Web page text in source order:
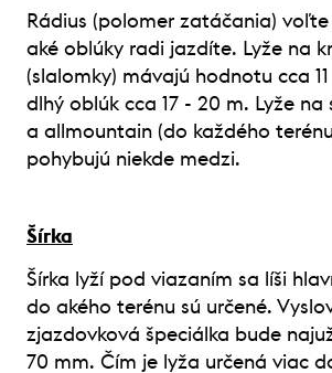
Rádius (polomer zatáčania)
aké oblúky radi jazdíte. Lyže na
(slalomky) mávajú hodnotu cca
dlhý oblúk cca 17 - 20 m. Lyže na
a allmountain (do každého
pohybujú niekde medzi.
Šírka
Šírka lyží pod viazaním sa líši
do akého terénu sú určené.
zjazdovková špeciálka bude
70 mm. Čím je lyža určená viac